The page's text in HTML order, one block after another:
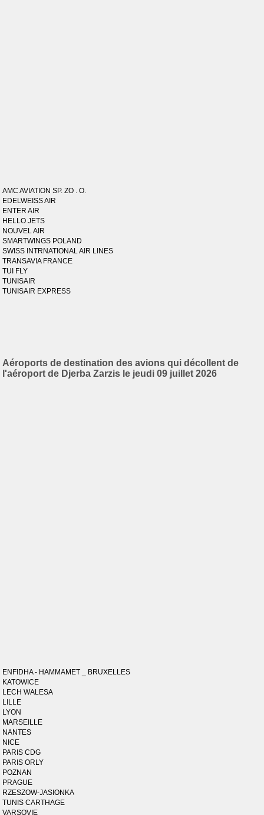
AMC AVIATION SP. ZO . O.
EDELWEISS AIR
ENTER AIR
HELLO JETS
NOUVEL AIR
SMARTWINGS POLAND
SWISS INTRNATIONAL AIR LINES
TRANSAVIA FRANCE
TUI FLY
TUNISAIR
TUNISAIR EXPRESS
Aéroports de destination des avions qui décollent de
l'aéroport de Djerba Zarzis le jeudi 09 juillet 2026
ENFIDHA - HAMMAMET _ BRUXELLES
KATOWICE
LECH WALESA
LILLE
LYON
MARSEILLE
NANTES
NICE
PARIS CDG
PARIS ORLY
POZNAN
PRAGUE
RZESZOW-JASIONKA
TUNIS CARTHAGE
VARSOVIE